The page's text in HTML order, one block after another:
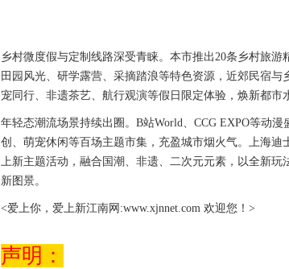
乡村微度假与定制线路深受青睐。本市推出20条乡村旅
田园风光、研学露营、采摘踏浪等特色资源，近郊民宿
宠同行、非遗茶艺、航行观演等假日限定体验，焕新都市
年轻态潮流场景持续出圈。B站World、CCG EXPO等动
创、萌宠休闲等百场主题市集，充盈城市烟火气。上海
上新主题活动，融合国潮、非遗、二次元元素，以全新
新图景。
<爱上你，爱上新江南网:www.xjnnet.com 欢迎您！>
声明：